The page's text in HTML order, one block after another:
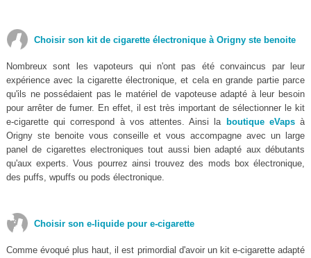
Choisir son kit de cigarette électronique à Origny ste benoite
Nombreux sont les vapoteurs qui n'ont pas été convaincus par leur
expérience avec la cigarette électronique, et cela en grande partie parce
qu'ils ne possédaient pas le matériel de vapoteuse adapté à leur besoin
pour arrêter de fumer. En effet, il est très important de sélectionner le kit
e-cigarette qui correspond à vos attentes. Ainsi la boutique eVapsà
Origny ste benoite vous conseille et vous accompagne avec un large
panel de cigarettes electroniques tout aussi bien adapté aux débutants
qu'aux experts. Vous pourrez ainsi trouvez des mods box électronique,
des puffs, wpuffs ou pods électronique.
Choisir son e-liquide pour e-cigarette
Comme évoqué plus haut, il est primordial d'avoir un kit e-cigarette adapté